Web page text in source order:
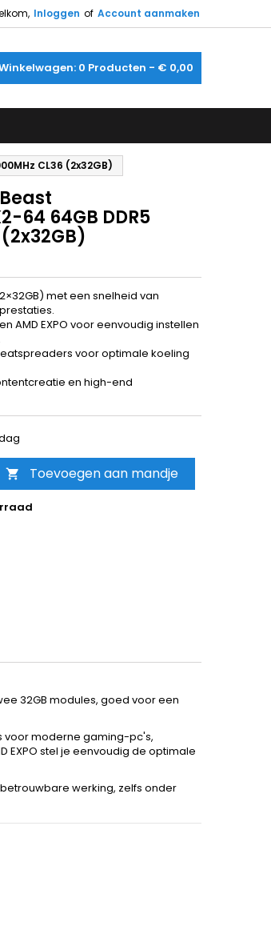
Inloggen of Account aanmaken
0 Producten - € 0,00
CL36 (2x32GB)
64 64GB DDR5
met een snelheid van
AMD EXPO voor eenvoudig instellen
voor optimale koeling
en high-end
 Toevoegen aan mandje
32GB modules, goed voor een
voor moderne gaming-pc's,
EXPO stel je eenvoudig de optimale
werking, zelfs onder